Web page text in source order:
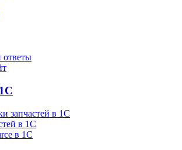
запчастей в 1C
в 1С
в 1C